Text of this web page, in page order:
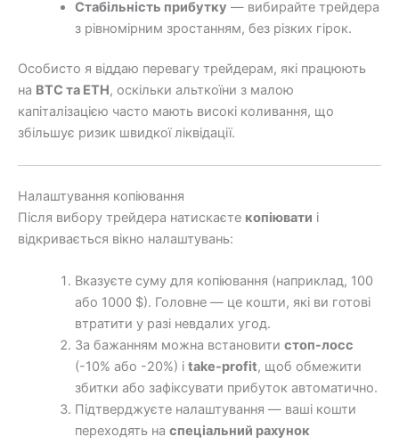
Стабільність прибутку — вибирайте трейдера
з рівномірним зростанням, без різких гірок.
Особисто я віддаю перевагу трейдерам, які працюють
на BTC та ETH, оскільки альткоїни з малою
капіталізацією часто мають високі коливання, що
збільшує ризик швидкої ліквідації.
Налаштування копіювання
Після вибору трейдера натискаєте копіювати і
відкривається вікно налаштувань:
Вказуєте суму для копіювання (наприклад, 100
або 1000 $). Головне — це кошти, які ви готові
втратити у разі невдалих угод.
За бажанням можна встановити стоп-лосс
(-10% або -20%) і take-profit, щоб обмежити
збитки або зафіксувати прибуток автоматично.
Підтверджуєте налаштування — ваші кошти
переходять на спеціальний рахунок